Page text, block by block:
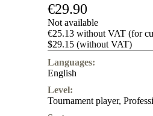
€29.90
Not available
€25.13 without VAT (for
$29.15 (without VAT)
Languages:
English
Level:
Tournament player,